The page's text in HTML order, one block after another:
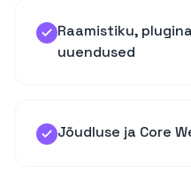
Raamistiku,
uuendused
Jõudluse ja Core